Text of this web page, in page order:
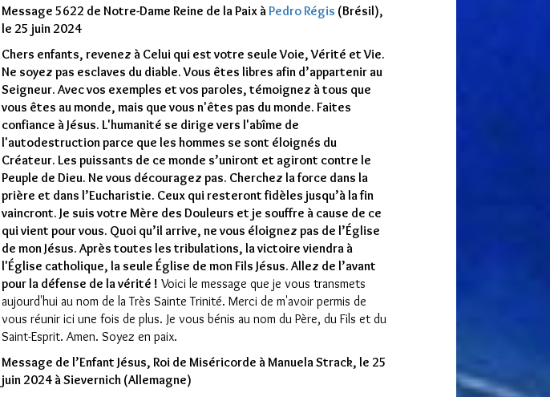
Message 5622 de Notre-Dame Reine de la Paix àPedro Régis (Brésil),
le 25 juin 2024
Chers enfants, revenez à Celui qui est votre seule Voie, Vérité et Vie.
Ne soyez pas esclaves du diable. Vous êtes libres afin d’appartenir au
Seigneur. Avec vos exemples et vos paroles, témoignez à tous que
vous êtes au monde, mais que vous n'êtes pas du monde. Faites
confiance à Jésus. L'humanité se dirige vers l'abîme de
l'autodestruction parce que les hommes se sont éloignés du
Créateur. Les puissants de ce monde s’uniront et agiront contre le
Peuple de Dieu. Ne vous découragez pas. Cherchez la force dans la
prière et dans l’Eucharistie. Ceux qui resteront fidèles jusqu’à la fin
vaincront. Je suis votre Mère des Douleurs et je souffre à cause de ce
qui vient pour vous. Quoi qu’il arrive, ne vous éloignez pas de l’Église
de mon Jésus. Après toutes les tribulations, la victoire viendra à
l'Église catholique, la seule Église de mon Fils Jésus. Allez de l’avant
pour la défense de la vérité ! Voici le message que je vous transmets
aujourd'hui au nom de la Très Sainte Trinité. Merci de m'avoir permis de
vous réunir ici une fois de plus. Je vous bénis au nom du Père, du Fils et du
Saint-Esprit. Amen. Soyez en paix.
Message de l’Enfant Jésus, Roi de Miséricorde àManuela Strack, le 25
juin 2024 à Sievernich (Allemagne)